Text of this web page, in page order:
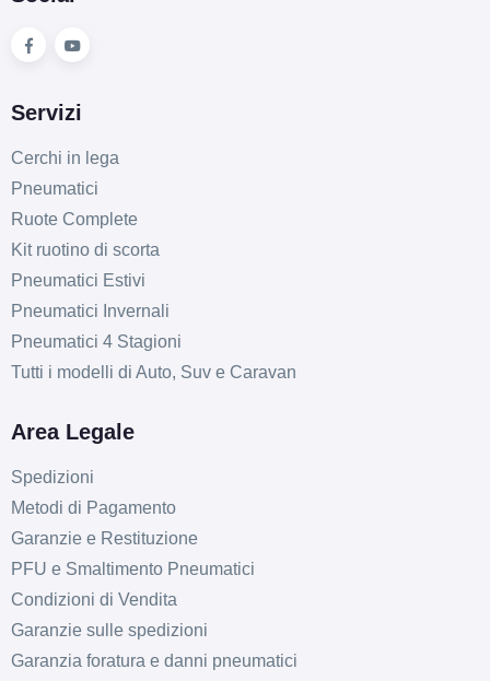
Servizi
Cerchi in lega
Pneumatici
Ruote Complete
Kit ruotino di scorta
Pneumatici Estivi
Pneumatici Invernali
Pneumatici 4 Stagioni
Tutti i modelli di Auto, Suv e Caravan
Area Legale
Spedizioni
Metodi di Pagamento
Garanzie e Restituzione
PFU e Smaltimento Pneumatici
Condizioni di Vendita
Garanzie sulle spedizioni
Garanzia foratura e danni pneumatici